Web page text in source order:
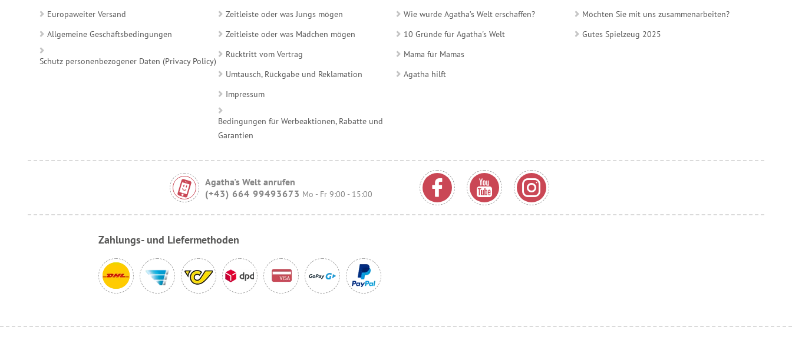
Europaweiter Versand
Allgemeine Geschäftsbedingungen
Schutz personenbezogener Daten (Privacy Policy)
Zeitleiste oder was Jungs mögen
Zeitleiste oder was Mädchen mögen
Rücktritt vom Vertrag
Umtausch, Rückgabe und Reklamation
Impressum
Bedingungen für Werbeaktionen, Rabatte und
Garantien
Wie wurde Agatha’s Welt erschaffen?
10 Gründe für Agatha's Welt
Mama für Mamas
Agatha hilft
Möchten Sie mit uns zusammenarbeiten?
Gutes Spielzeug 2025
Agatha's Welt anrufen
(+43) 664 99493673 Mo - Fr 9:00 - 15:00
Zahlungs- und Liefermethoden